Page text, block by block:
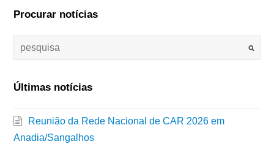
Procurar notícias
Últimas notícias
Reunião da Rede Nacional de CAR 2026 em
Anadia/Sangalhos